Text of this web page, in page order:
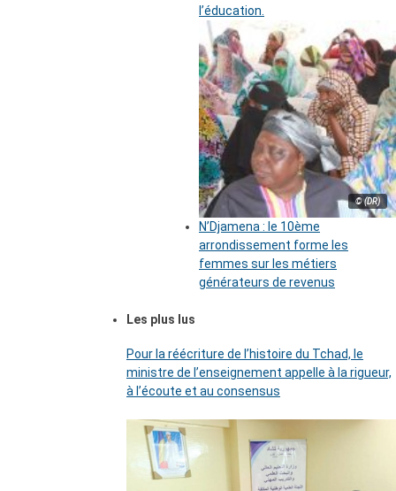
l’éducation.
© (DR)
N’Djamena : le 10ème
arrondissement forme les
femmes sur les métiers
générateurs de revenus
Les plus lus
Pour la réécriture de l’histoire du Tchad, le
ministre de l’enseignement appelle à la rigueur,
à l’écoute et au consensus